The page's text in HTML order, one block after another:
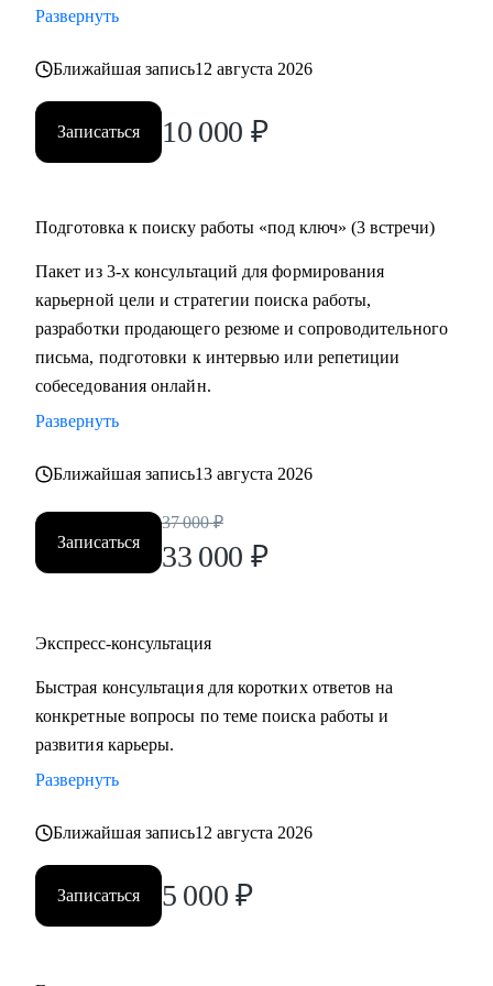
мотивацию и сильные компетенции.
презентовать свой опыт и результаты.
• Научу проводить успешные переговоры по повышению
зарплаты как внутри компании, так и на собеседованиях.
• Покажу точки роста, формирую ИПР с учетом бизнес-
программам обучения и сопровождаю в процессе
Кому могу помочь:
• ИТ-специалистам всех уровней: от линейных позиций до
руководителей
(Разработчики, аналитики, биздевы, devops, проектные и
product менеджеры, СTO, CIO)
финансов, информационных технологий, маркетинга,
логистики, HR, юриспруденции.
• Тем, кто готов выйти на новый уровень карьеры,
заинтересован в повышении и изменении траектории
стороны и выработать стратегию карьерного развития,
преодолеть "карьерный потолок", проработать
"выгорание".
Развернуть
Ближайшая запись12 августа 2026
Записаться 10 000 ₽
Подготовка к поиску работы «под ключ» (3 встречи)
Пакет из 3-х консультаций для формирования
карьерной цели и стратегии поиска работы,
разработки продающего резюме и сопроводительного
письма, подготовки к интервью или репетиции
собеседования онлайн.
Развернуть
Ближайшая запись13 августа 2026
Записаться
37 000 ₽
33 000 ₽
Экспресс-консультация
Быстрая консультация для коротких ответов на
конкретные вопросы по теме поиска работы и
развития карьеры.
Развернуть
Ближайшая запись12 августа 2026
Записаться 5 000 ₽